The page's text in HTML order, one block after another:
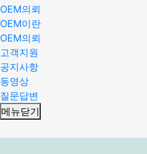
OEM의뢰
OEM이란
OEM의뢰
고객지원
공지사항
동영상
질문답변
메뉴닫기